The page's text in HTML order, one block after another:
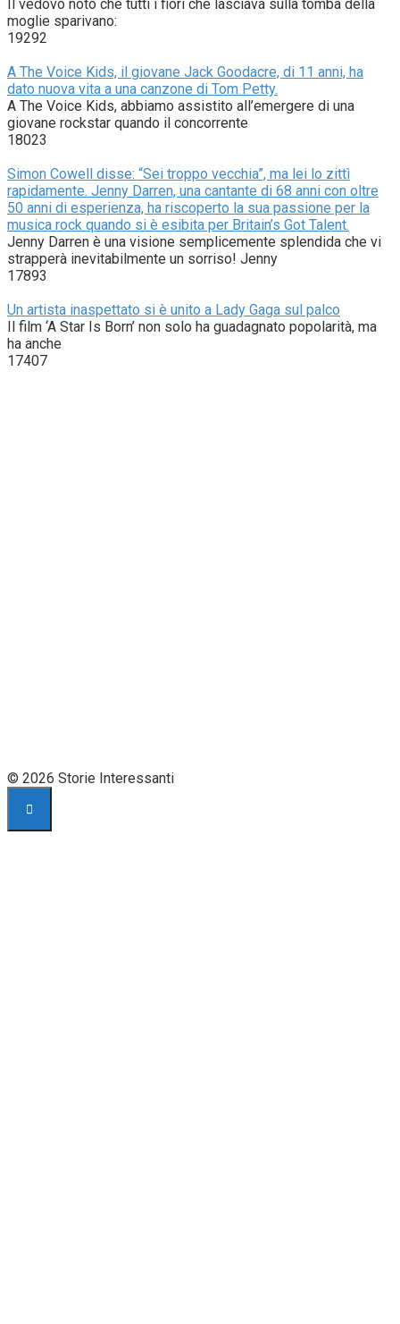
Il vedovo notò che tutti i fiori che lasciava sulla tomba della
moglie sparivano:
19292
A The Voice Kids, il giovane Jack Goodacre, di 11 anni, ha
dato nuova vita a una canzone di Tom Petty.
A The Voice Kids, abbiamo assistito all’emergere di una
giovane rockstar quando il concorrente
18023
Simon Cowell disse: “Sei troppo vecchia”, ma lei lo zittì
rapidamente. Jenny Darren, una cantante di 68 anni con oltre
50 anni di esperienza, ha riscoperto la sua passione per la
musica rock quando si è esibita per Britain’s Got Talent.
Jenny Darren è una visione semplicemente splendida che vi
strapperà inevitabilmente un sorriso! Jenny
17893
Un artista inaspettato si è unito a Lady Gaga sul palco
Il film ‘A Star Is Born’ non solo ha guadagnato popolarità, ma
ha anche
17407
© 2026 Storie Interessanti